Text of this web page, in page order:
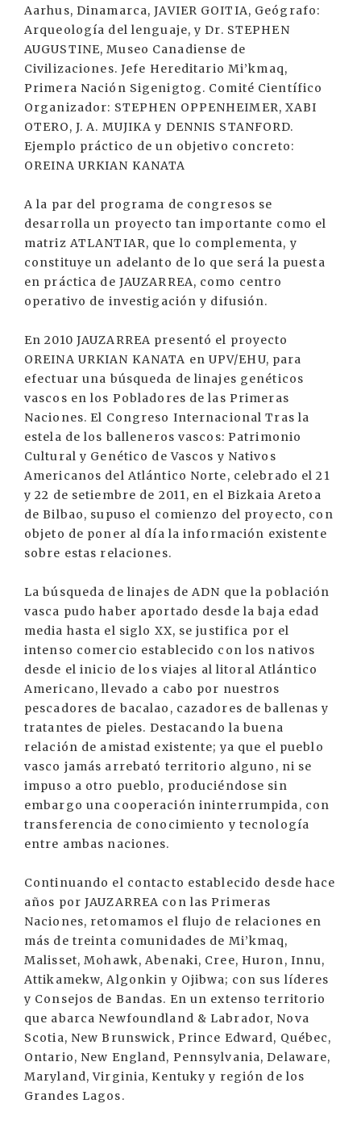
Aarhus, Dinamarca, JAVIER GOITIA, Geógrafo:
Arqueología del lenguaje, y Dr. STEPHEN
AUGUSTINE, Museo Canadiense de
Civilizaciones. Jefe Hereditario Mi’kmaq,
Primera Nación Sigenigtog. Comité Científico
Organizador: STEPHEN OPPENHEIMER, XABI
OTERO, J. A. MUJIKA y DENNIS STANFORD.
Ejemplo práctico de un objetivo concreto:
OREINA URKIAN KANATA
A la par del programa de congresos se
desarrolla un proyecto tan importante como el
matriz ATLANTIAR, que lo complementa, y
constituye un adelanto de lo que será la puesta
en práctica de JAUZARREA, como centro
operativo de investigación y difusión.
En 2010 JAUZARREA presentó el proyecto
OREINA URKIAN KANATA en UPV/EHU, para
efectuar una búsqueda de linajes genéticos
vascos en los Pobladores de las Primeras
Naciones. El Congreso Internacional Tras la
estela de los balleneros vascos: Patrimonio
Cultural y Genético de Vascos y Nativos
Americanos del Atlántico Norte, celebrado el 21
y 22 de setiembre de 2011, en el Bizkaia Aretoa
de Bilbao, supuso el comienzo del proyecto, con
objeto de poner al día la información existente
sobre estas relaciones.
La búsqueda de linajes de ADN que la población
vasca pudo haber aportado desde la baja edad
media hasta el siglo XX, se justifica por el
intenso comercio establecido con los nativos
desde el inicio de los viajes al litoral Atlántico
Americano, llevado a cabo por nuestros
pescadores de bacalao, cazadores de ballenas y
tratantes de pieles. Destacando la buena
relación de amistad existente; ya que el pueblo
vasco jamás arrebató territorio alguno, ni se
impuso a otro pueblo, produciéndose sin
embargo una cooperación ininterrumpida, con
transferencia de conocimiento y tecnología
entre ambas naciones.
Continuando el contacto establecido desde hace
años por JAUZARREA con las Primeras
Naciones, retomamos el flujo de relaciones en
más de treinta comunidades de Mi’kmaq,
Malisset, Mohawk, Abenaki, Cree, Huron, Innu,
Attikamekw, Algonkin y Ojibwa; con sus líderes
y Consejos de Bandas. En un extenso territorio
que abarca Newfoundland & Labrador, Nova
Scotia, New Brunswick, Prince Edward, Québec,
Ontario, New England, Pennsylvania, Delaware,
Maryland, Virginia, Kentuky y región de los
Grandes Lagos.